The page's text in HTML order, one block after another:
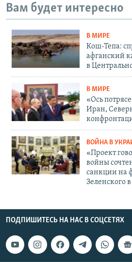
Вам будет интересно
В МИРЕ
Кош-Тепа:
афганский
в
В МИРЕ
«Ось
Иран,
ВОЙНА В
«Проект
войны
санкции на
Зеленского
ПОДПИШИТЕСЬ НА НАС В СОЦСЕТЯХ